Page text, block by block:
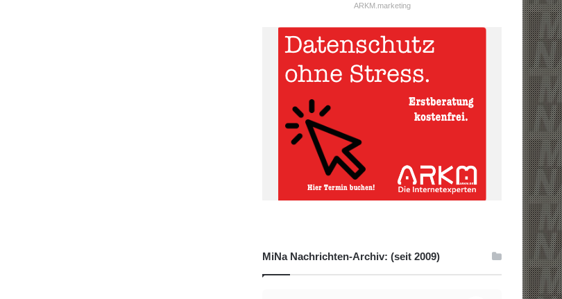
ARKM.marketing
MiNa Nachrichten-Archiv: (seit 2009)